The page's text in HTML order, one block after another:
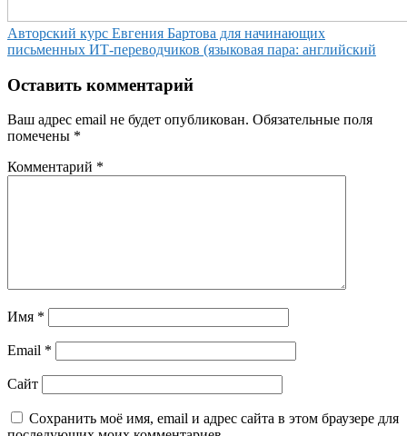
Авторский курс Евгения Бартова для начинающих
письменных ИТ-переводчиков (языковая пара: английский
Оставить комментарий
Ваш адрес email не будет опубликован. Обязательные поля
помечены *
Комментарий *
Имя *
Email *
Сайт
Сохранить моё имя, email и адрес сайта в этом браузере для